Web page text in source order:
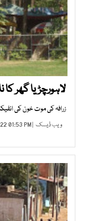
لاہورچڑیا گھر کا
زرافہ کی موت خون کی
ویب ڈیسک | FEB 04, 2022 01:53 PM |